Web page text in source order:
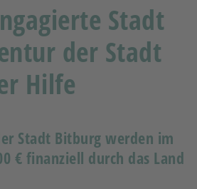
Stadt
der Stadt
Hilfe
Stadt Bitburg werden im
€ finanziell durch das Land